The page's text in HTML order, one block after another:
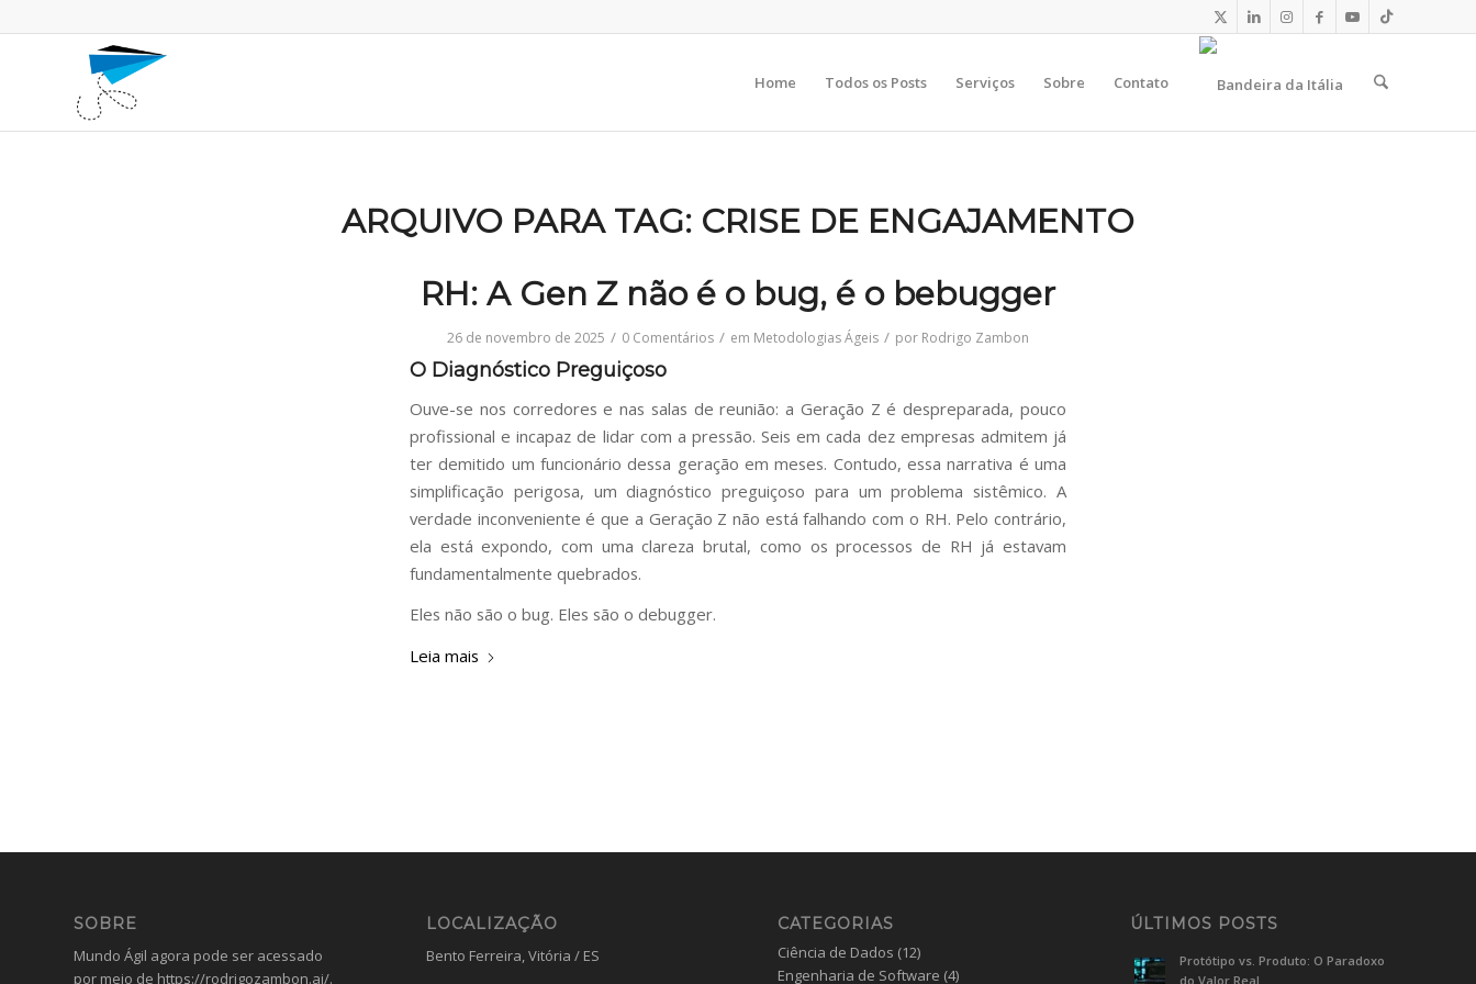
Home Todos os Posts Serviços Sobre Contato
ARQUIVO PARA TAG: CRISE DE ENGAJAMENTO
RH: A Gen Z não é o bug, é o bebugger
26 de novembro de 2025 / 0 Comentários / em Metodologias Ágeis / por Rodrigo Zambon
O Diagnóstico Preguiçoso
Ouve-se nos corredores e nas salas de reunião: a Geração Z é despreparada, pouco
profissional e incapaz de lidar com a pressão. Seis em cada dez empresas admitem já
ter demitido um funcionário dessa geração em meses. Contudo, essa narrativa é uma
simplificação perigosa, um diagnóstico preguiçoso para um problema sistêmico. A
verdade inconveniente é que a Geração Z não está falhando com o RH. Pelo contrário,
ela está expondo, com uma clareza brutal, como os processos de RH já estavam
fundamentalmente quebrados.
Eles não são o bug. Eles são o debugger.
Leia mais
SOBRE
Mundo Ágil agora pode ser acessado
por meio de https://rodrigozambon.ai/.
LOCALIZAÇÃO
Bento Ferreira, Vitória / ES
CATEGORIAS
Ciência de Dados (12)
Engenharia de Software (4)
ÚLTIMOS POSTS
Protótipo vs. Produto: O Paradoxo
do Valor Real